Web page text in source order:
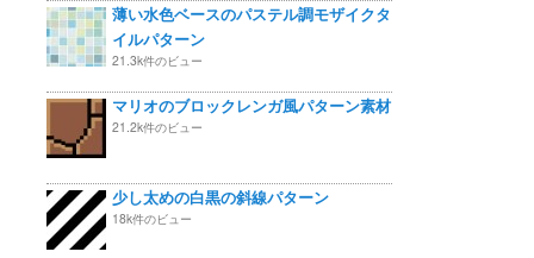
薄い水色ベースのパステル調モザイクタ
イルパターン
21.3k件のビュー
マリオのブロックレンガ風パターン素材
21.2k件のビュー
少し太めの白黒の斜線パターン
18k件のビュー